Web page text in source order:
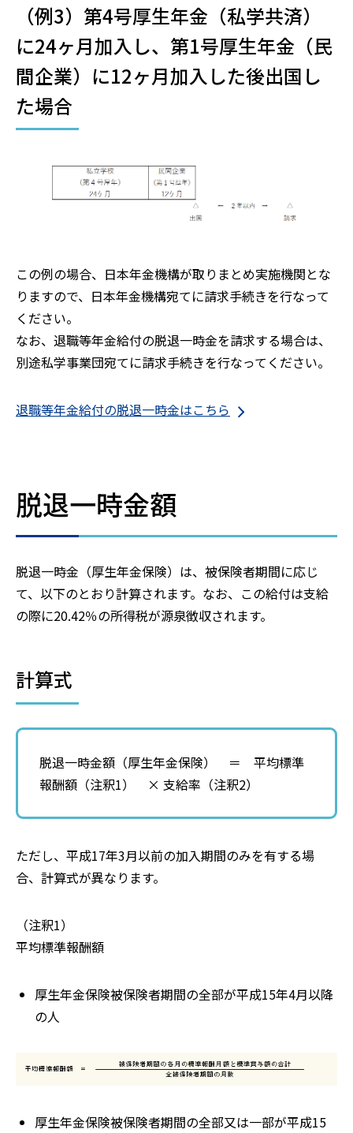
（例3）第4号厚生年金（私学共済）
に24ヶ月加入し、第1号厚生年金（民
間企業）に12ヶ月加入した後出国し
た場合
この例の場合、日本年金機構が取りまとめ実施機関とな
りますので、日本年金機構宛てに請求手続きを行なって
ください。
なお、退職等年金給付の脱退一時金を請求する場合は、
別途私学事業団宛てに請求手続きを行なってください。
退職等年金給付の脱退一時金はこちら
脱退一時金額
脱退一時金（厚生年金保険）は、被保険者期間に応じ
て、以下のとおり計算されます。なお、この給付は支給
の際に20.42％の所得税が源泉徴収されます。
計算式
脱退一時金額（厚生年金保険） ＝ 平均標準
報酬額（注釈1） × 支給率（注釈2）
ただし、平成17年3月以前の加入期間のみを有する場
合、計算式が異なります。
（注釈1）
平均標準報酬額
厚生年金保険被保険者期間の全部が平成15年4月以降
の人
厚生年金保険被保険者期間の全部又は一部が平成15